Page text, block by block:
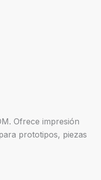
Ofrece impresión
prototipos, piezas